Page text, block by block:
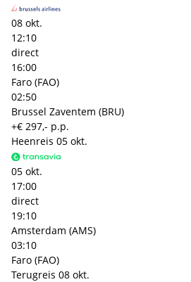
08 okt.
12:10
direct
16:00
Faro (FAO)
02:50
Brussel Zaventem (BRU)
+€ 297,- p.p.
Heenreis 05 okt.
05 okt.
17:00
direct
19:10
Amsterdam (AMS)
03:10
Faro (FAO)
Terugreis 08 okt.